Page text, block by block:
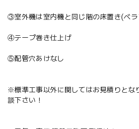
③室外機は室内機と同じ階の床置き(ベラ
④テープ巻き仕上げ
⑤配管穴あけなし
※標準工事以外に関してはお見積りとな
談下さい！